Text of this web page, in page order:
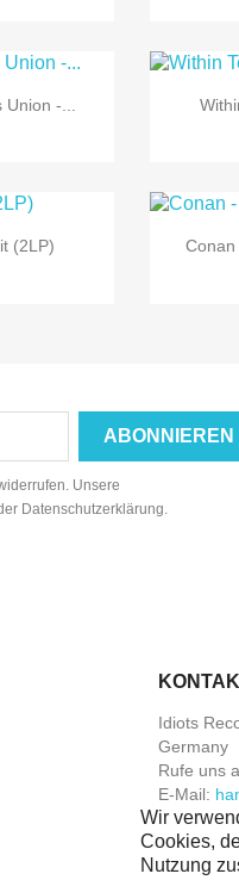
-...
(2LP)
Unsere
Datenschutzerklärung.
Idiots
Germany
Rufe uns
E-Mail:
Wir
Cookies,
Nutzung